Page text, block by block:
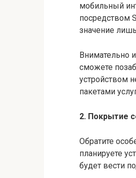
мобильный
посредством
значение
Внимательно
сможете
устройством
пакетами
2. Покрытие
Обратите
планируете
будет вести